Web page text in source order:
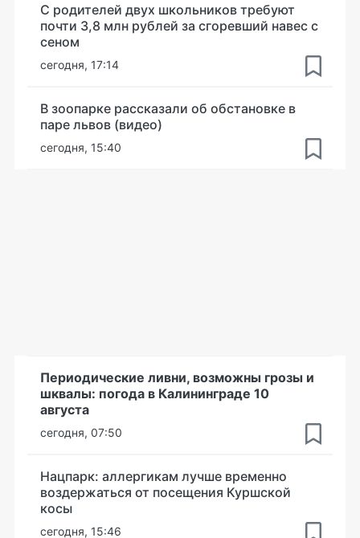
С родителей двух школьников требуют
почти 3,8 млн рублей за сгоревший навес с
сеном
сегодня, 17:14
В зоопарке рассказали об обстановке в
паре львов (видео)
сегодня, 15:40
Периодические ливни, возможны грозы и
шквалы: погода в Калининграде 10
августа
сегодня, 07:50
Нацпарк: аллергикам лучше временно
воздержаться от посещения Куршской
косы
сегодня, 15:46